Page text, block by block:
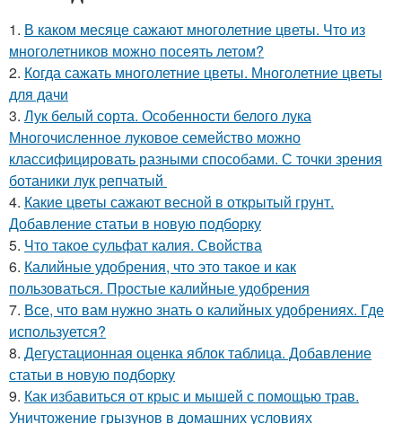
1. В каком месяце сажают многолетние цветы. Что из
многолетников можно посеять летом?
2. Когда сажать многолетние цветы. Многолетние цветы
для дачи
3. Лук белый сорта. Особенности белого лука
Многочисленное луковое семейство можно
классифицировать разными способами. С точки зрения
ботаники лук репчатый
4. Какие цветы сажают весной в открытый грунт.
Добавление статьи в новую подборку
5. Что такое сульфат калия. Свойства
6. Калийные удобрения, что это такое и как
пользоваться. Простые калийные удобрения
7. Все, что вам нужно знать о калийных удобрениях. Где
используется?
8. Дегустационная оценка яблок таблица. Добавление
статьи в новую подборку
9. Как избавиться от крыс и мышей с помощью трав.
Уничтожение грызунов в домашних условиях